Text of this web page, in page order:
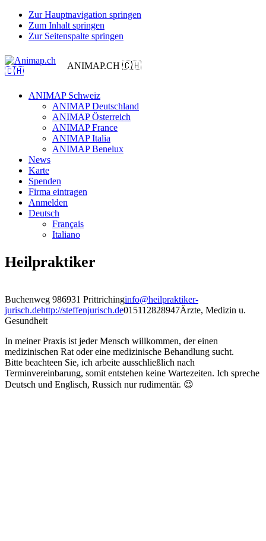
Zur Hauptnavigation springen
Zum Inhalt springen
Zur Seitenspalte springen
ANIMAP.CH 🇨🇭
ANIMAP Schweiz
ANIMAP Deutschland
ANIMAP Österreich
ANIMAP France
ANIMAP Italia
ANIMAP Benelux
News
Karte
Spenden
Firma eintragen
Anmelden
Deutsch
Français
Italiano
Heilpraktiker
Buchenweg 986931 Prittrichinginfo@heilpraktiker-
jurisch.dehttp://steffenjurisch.de015112828947Ärzte, Medizin u.
Gesundheit
In meiner Praxis ist jeder Mensch willkommen, der einen
medizinischen Rat oder eine medizinische Behandlung sucht.
Bitte beachteen Sie, ich arbeite ausschließlich nach
Terminvereinbarung, somit entstehen keine Wartezeiten. Ich spreche
Deutsch und Englisch, Russich nur rudimentär. 😉